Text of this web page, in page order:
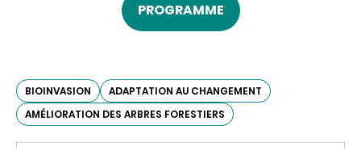
PROGRAMME
BIOINVASION
ADAPTATION AU CHANGEMENT
AMÉLIORATION DES ARBRES FORESTIERS